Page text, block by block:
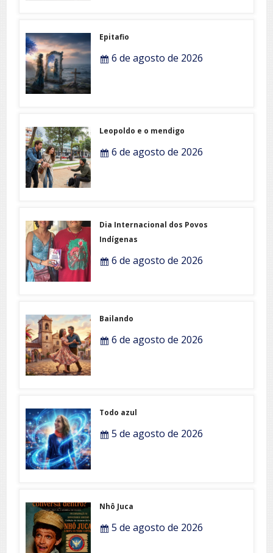
Epitafio
6 de agosto de 2026
Leopoldo e o mendigo
6 de agosto de 2026
Dia Internacional dos Povos
Indígenas
6 de agosto de 2026
Bailando
6 de agosto de 2026
Todo azul
5 de agosto de 2026
Nhô Juca
5 de agosto de 2026